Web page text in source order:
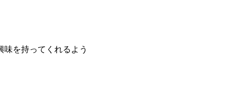
を持ってくれるよう